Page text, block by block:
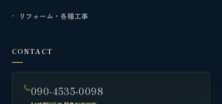
リフォーム・各種工事
CONTACT
090-4535-0098